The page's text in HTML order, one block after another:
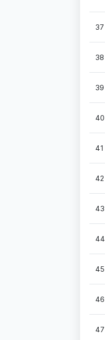
37
38
39
40
41
42
43
44
45
46
47